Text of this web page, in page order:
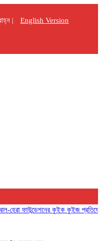
| English Version
ফাউন্ডেশনের কুইক কুইজ